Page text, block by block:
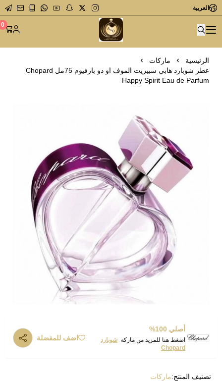
العربية
متجر عاشق العطور 0
الرئيسية
ماركات
عطر شوبارد هابي سبيريت الموف او دو بارفيوم 75مل Chopard
Happy Spirit Eau de Parfum
أصلي 100%
اضغط هنا للمزيد من ماركة شوبارد
Chopard
اضف للمفضلة
تصنيف المنتج:ماركات